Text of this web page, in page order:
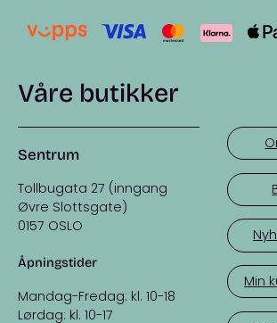
Våre butikker
Sentrum
Tollbugata 27 (inngang
Øvre Slottsgate)
0157 OSLO
Åpningstider
Mandag-Fredag: kl. 10-18
Lørdag: kl. 10-17
Min